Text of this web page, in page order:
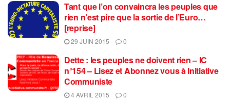
Tant que l’on convaincra les peuples que
rien n’est pire que la sortie de l’Euro…
[reprise]
29 JUIN 2015 0
Dette : les peuples ne doivent rien – IC
n°154 – Lisez et Abonnez vous à Initiative
Communiste
4 AVRIL 2015 0